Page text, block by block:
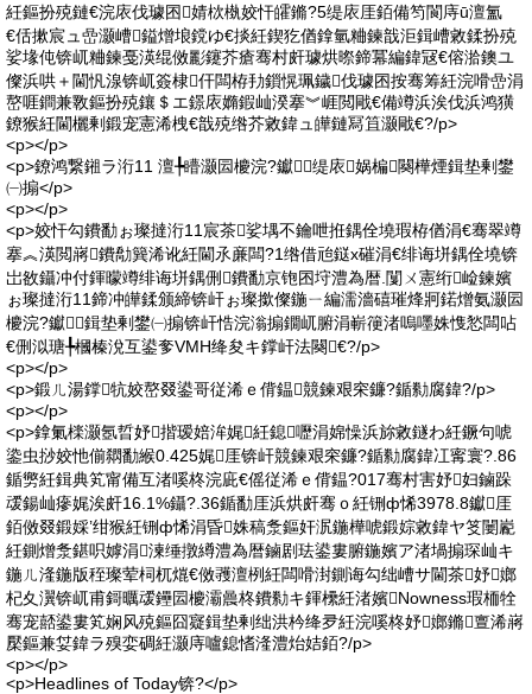
紝鏂扮殑鏈€浣庡伐璩囨婧栨槸姣忓皬鏅?5缇庡厓銆備笉閬庤ū澶氳
€佸摗宸ュ嵒灏嶆鎰熷埌鎲ゆ€掞紝鍥犵偤鎿氫粬鍊戠洰鍓嶆敹鍒扮殑
娑堟伅锛屼粬鍊戞渶绲傚彲鑳芥瘡骞村皯璩烘暩鍗冪編鍏冦€傛湁鐭ユ
儏浜哄＋閫忛湶锛屼簽棣仠闆栫劧鎻愰珮鐬伐璩囨按骞筹紝浣嗗嵒涓
嶅啀鐧兼斁鏂扮殑鑲＄エ鐛庡嫷鍜屾湀搴︾崕閲戙€備竴浜涘伐浜鸿獚
鐐猴紝閫欐剰鍛宠憲浠栧€戠殑绺芥敹鍏ュ皣鏈冩笡灏戙€?/p>
<p></p>
<p>鐐鸿繋鎺ラ洐11 澶╄矒灏囩櫦浣?钀缇庡娲楄闋樺煙鍓垫剰鐢
㈠搧</p>
<p></p>
<p>姣忓勾鐨勫ぉ璨撻洐11宸茶娑堣不鑰呭拰鍝佺墝瑕栫偤涓€骞翠竴
搴︽渶閲嶈鐨勪簨浠讹紝閫氶亷闆?1绺借兘鎹х磪涓€绯诲垪鍝佺墝锛
岀敋鑷冲付鍕曚竴绯诲垪鍝侀鐨勫京铇囨垨澧為暦.闅ㄨ憲绗崄鍊嬪
ぉ璨撻洐11鍗冲皣鍒颁締锛屽ぉ璨撳儏鍦ㄧ編濡濇礂璀烽牁鍩熷氨灏囩
櫦浣?钀鍓垫剰鐢㈠搧锛屽悎浣滃搧鐗屼腑涓嶄箯渚嗚嚜姝愯悐闆呫
€侀泤瑭╄槶榛涗互鍙奓VMH绛夋キ鐣屽法闋€?/p>
<p></p>
<p>鍛ㄦ湯鐣牨姣嶅叕鍙哥従浠ｅ偝鎾競鍊艰穼鐮?鍎勬腐鍏?/p>
<p></p>
<p>鎿氭檪灏氬晢妤揩瑷婄洠娓紝鎴嚦涓婂懆浜旀敹鐩わ紝鐝句唬
鍌虫挱姣忚偂閷勫緱0.425娓厓锛屽競鍊艰穼鐮?鍎勬腐鍏冮寗寰?.86
鍎勶紝鍓典笂甯備互渚嗘柊浣庛€傜従浠ｅ偝鎾?017骞村害妤妇鏀跺
叆鍚屾瘮娓涘皯16.1%鑷?.36鍎勫厓浜烘皯骞ｏ紝铏ф悕3978.8钀厓
銆傚叕鍛婇’绀猴紝铏ф悕涓昏姝稿洜鏂奸泦鍦樺唬鍛婃敹鍏ヤ笅闄嶏
紝鍘熷洜鍖呮嫭涓湅缍撴繜澧為暦鏀剧珐鍙婁腑鍦嬪ア渚堝搧琛屾キ
鍦ㄦ湰鍦版秷璨荤柌杌熴€傚彟澶栵紝闆嗗湗鍘诲勾绌嶆サ閫茶妤嫏
杞夊瀷锛屼甫鎶曞叆鑸囩櫦灞曟柊鐨勬キ鍕欙紝渚嬪Nowness瑕栭牷
骞宠嚭鍙婁笂娴风殑鏂囧寲鍓垫剰绌洪枔绛夛紝浣嗘柊妤嫏鏅亶浠嶈
檿鏂兼姇鍏ラ殠娈碉紝灏庤嚧鎴愭湰澧炲姞銆?/p>
<p></p>
<p>Headlines of Today锛?</p>